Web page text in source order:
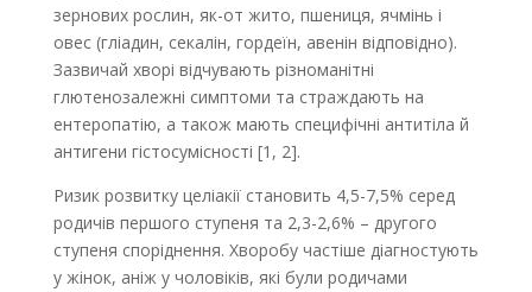
зернових рослин, як-от жито, пшениця, ячмінь і
овес (гліадин, секалін, гордеїн, авенін відповідно).
Зазвичай хворі відчувають різноманітні
глютенозалежні симптоми та страждають на
ентеропатію, а також мають специфічні антитіла й
антигени гістосумісності [1, 2].
Ризик розвитку целіакії становить 4,5-7,5% серед
родичів першого ступеня та 2,3-2,6% – другого
ступеня споріднення. Хворобу частіше діагностують
у жінок, аніж у чоловіків, які були родичами